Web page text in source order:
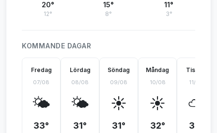
20°
12°
15°
8°
11°
3°
KOMMANDE DAGAR
Fredag
07/08
🌤️
33°
Lördag
08/08
🌤️
31°
Söndag
09/08
☀️
31°
Måndag
10/08
☀️
32°
Tisdag
11/08
⛅
32°